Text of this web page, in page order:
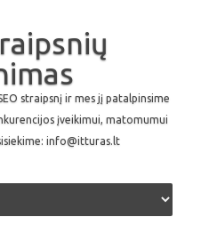
straipsnį ir mes jį patalpinsime
įveikimui, matomumui
info@itturas.lt
Skip to content